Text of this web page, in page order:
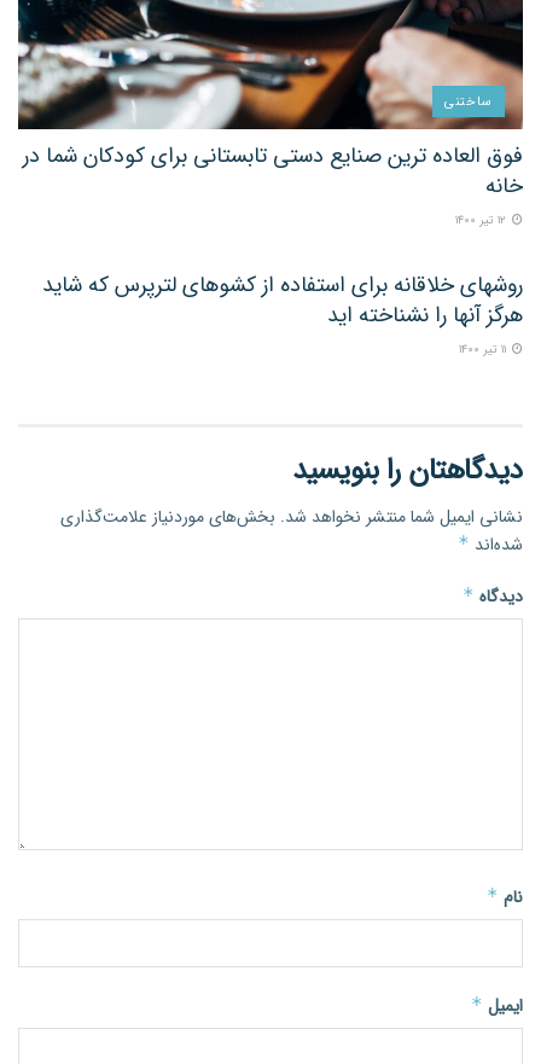
ساختنی
فوق العاده ترین صنایع دستی تابستانی برای کودکان شما در
خانه
ساختنی
روشهای خلاقانه برای استفاده از کشوهای لترپرس که شاید
هرگز آنها را نشناخته اید
دیدگاهتان را بنویسید
نشانی ایمیل شما منتشر نخواهد شد. بخش‌های موردنیاز علامت‌گذاری
شده‌اند *
دیدگاه *
نام *
ایمیل *